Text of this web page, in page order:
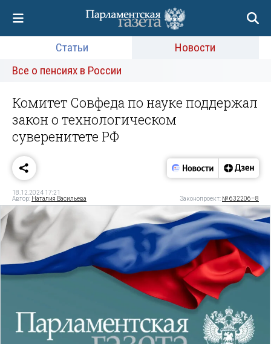
Статьи
Новости
Все о пенсиях в России
Комитет Совфеда по науке поддержал
закон о технологическом
суверенитете РФ
18.12.2024 17:21
Автор: Наталия Васильева Законопроект: № 632206–8